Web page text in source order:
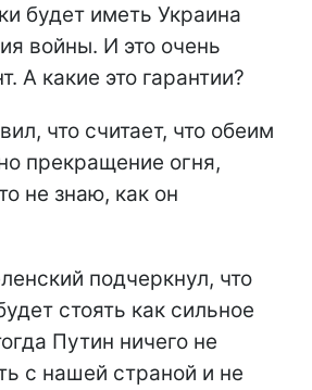
будет иметь Украина
войны. И это очень
А какие это гарантии?
что считает, что обеим
прекращение огня,
не знаю, как он
подчеркнул, что
стоять как сильное
Путин ничего не
с нашей страной и не